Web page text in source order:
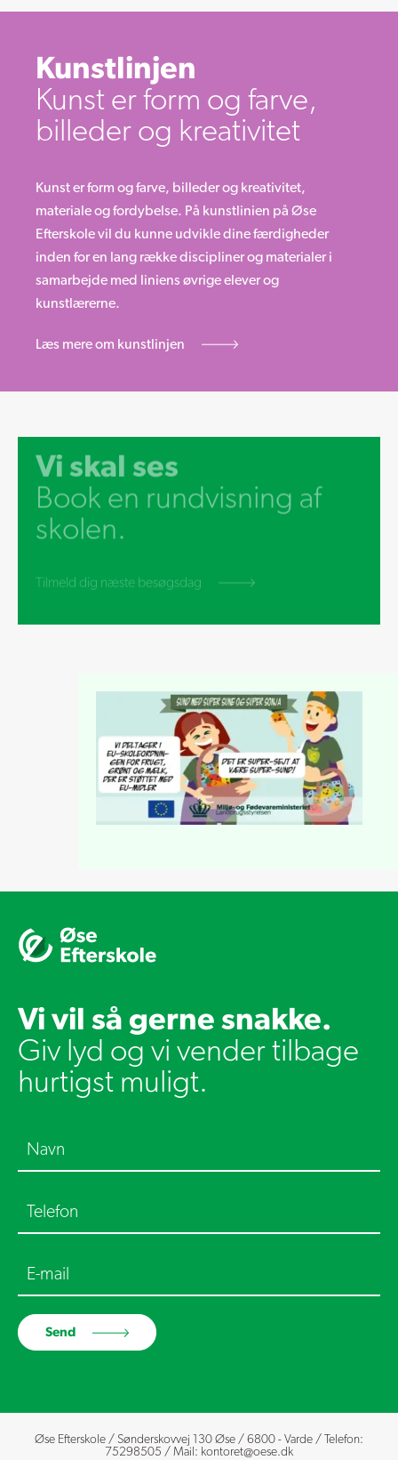
Kunstlinjen
Kunst er form og farve,
billeder og kreativitet
Kunst er form og farve, billeder og kreativitet,
materiale og fordybelse. På kunstlinien på Øse
Efterskole vil du kunne udvikle dine færdigheder
inden for en lang række discipliner og materialer i
samarbejde med liniens øvrige elever og
kunstlærerne.
Læs mere om kunstlinjen
Vi skal ses
Book en rundvisning af
skolen.
Tilmeld dig næste besøgsdag
Vi vil så gerne snakke.
Giv lyd og vi vender tilbage
hurtigst muligt.
Send
Øse Efterskole / Sønderskovvej 130 Øse / 6800 - Varde / Telefon:
75298505 / Mail: kontoret@oese.dk